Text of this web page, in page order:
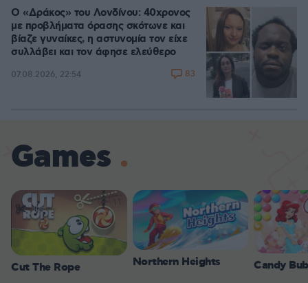
Ο «Δράκος» του Λονδίνου: 40χρονος
με προβλήματα όρασης σκότωνε και
βίαζε γυναίκες, η αστυνομία τον είχε
συλλάβει και τον άφησε ελεύθερο
07.08.2026, 22:54 83
Games
Cut The Rope Northern Heights Candy